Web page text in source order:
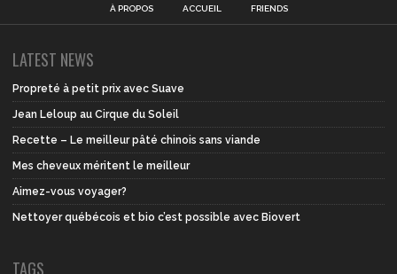
À PROPOS ACCUEIL FRIENDS
LATEST NEWS
Propreté à petit prix avec Suave
Jean Leloup au Cirque du Soleil
Recette – Le meilleur pâté chinois sans viande
Mes cheveux méritent le meilleur
Aimez-vous voyager?
Nettoyer québécois et bio c’est possible avec Biovert
TAGS